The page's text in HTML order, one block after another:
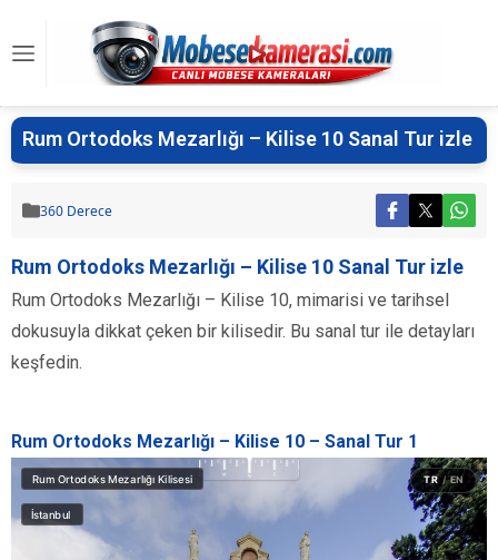
Rum Ortodoks Mezarlığı – Kilise 10 Sanal Tur izle
360 Derece
Rum Ortodoks Mezarlığı – Kilise 10 Sanal Tur izle
Rum Ortodoks Mezarlığı – Kilise 10, mimarisi ve tarihsel
dokusuyla dikkat çeken bir kilisedir. Bu sanal tur ile detayları
keşfedin.
Rum Ortodoks Mezarlığı – Kilise 10 – Sanal Tur 1